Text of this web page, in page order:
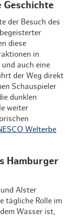
Geschichte
der Besuch des
diese
in
auch eine
der Weg direkt
Schauspieler
dunklen
weiter
Welterbe
Hamburger
Alster
tägliche Rolle im
Wasser ist,